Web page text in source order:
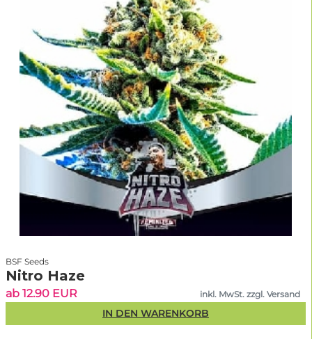
BSF Seeds
Nitro Haze
ab 12.90 EUR inkl. MwSt. zzgl. Versand
IN DEN WARENKORB